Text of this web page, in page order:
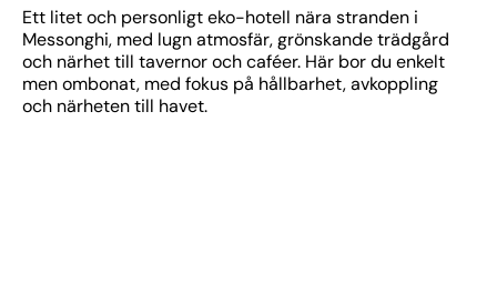
Ett litet och personligt eko-hotell nära stranden i
Messonghi, med lugn atmosfär, grönskande trädgård
och närhet till tavernor och caféer. Här bor du enkelt
men ombonat, med fokus på hållbarhet, avkoppling
och närheten till havet.